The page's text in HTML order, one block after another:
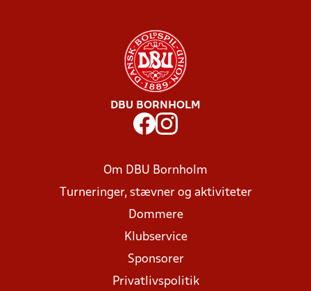
DBU BORNHOLM
Om DBU Bornholm
Turneringer, stævner og aktiviteter
Dommere
Klubservice
Sponsorer
Privatlivspolitik